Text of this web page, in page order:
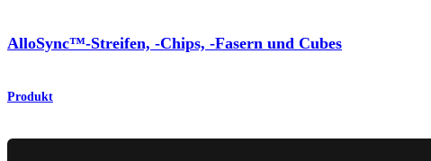
AlloSync™-Streifen, -Chips, -Fasern und Cubes
Produkt